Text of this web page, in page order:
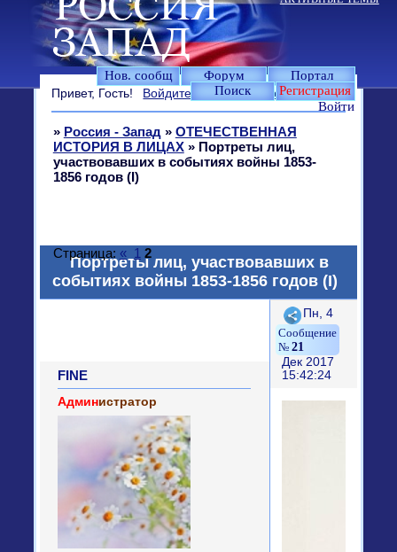
Нов. сообщ Форум
Портал
Поиск
Регистрация
Войти
Привет, Гость! Войдите илизарегистрируйтесь.
» Россия - Запад » ОТЕЧЕСТВЕННАЯ
ИСТОРИЯ В ЛИЦАХ » Портреты лиц,
участвовавших в событиях войны 1853-
1856 годов (I)
Портреты лиц, участвовавших в
событиях войны 1853-1856 годов (I)
Страница: « 1 2
Поделиться
21
Пн, 4
Дек 2017
15:42:24
FINE
Администратор